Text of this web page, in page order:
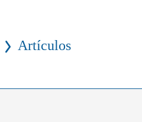
Artículos